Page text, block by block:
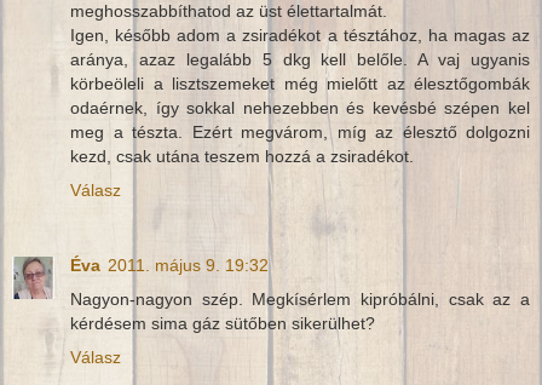
meghosszabbíthatod az üst élettartalmát.
Igen, később adom a zsiradékot a tésztához, ha magas az
aránya, azaz legalább 5 dkg kell belőle. A vaj ugyanis
körbeöleli a lisztszemeket még mielőtt az élesztőgombák
odaérnek, így sokkal nehezebben és kevésbé szépen kel
meg a tészta. Ezért megvárom, míg az élesztő dolgozni
kezd, csak utána teszem hozzá a zsiradékot.
Válasz
Éva 2011. május 9. 19:32
Nagyon-nagyon szép. Megkísérlem kipróbálni, csak az a
kérdésem sima gáz sütőben sikerülhet?
Válasz